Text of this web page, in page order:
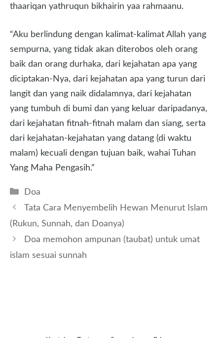
thaariqan yathruqun bikhairin yaa rahmaanu.
“Aku berlindung dengan kalimat-kalimat Allah yang
sempurna, yang tidak akan diterobos oleh orang
baik dan orang durhaka, dari kejahatan apa yang
diciptakan-Nya, dari kejahatan apa yang turun dari
langit dan yang naik didalamnya, dari kejahatan
yang tumbuh di bumi dan yang keluar daripadanya,
dari kejahatan fitnah-fitnah malam dan siang, serta
dari kejahatan-kejahatan yang datang (di waktu
malam) kecuali dengan tujuan baik, wahai Tuhan
Yang Maha Pengasih.”
Kategori
Doa
Tata Cara Menyembelih Hewan Menurut Islam
(Rukun, Sunnah, dan Doanya)
Doa memohon ampunan (taubat) untuk umat
islam sesuai sunnah